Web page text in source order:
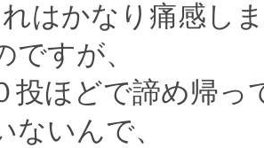
れはかなり痛感し
ですが、
投ほどで諦め帰
ないんで、